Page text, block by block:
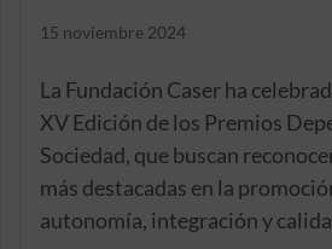
15 noviembre 2024
La Fundación Caser ha
XV Edición de los Premios
Sociedad, que buscan
más destacadas en la
autonomía, integración y